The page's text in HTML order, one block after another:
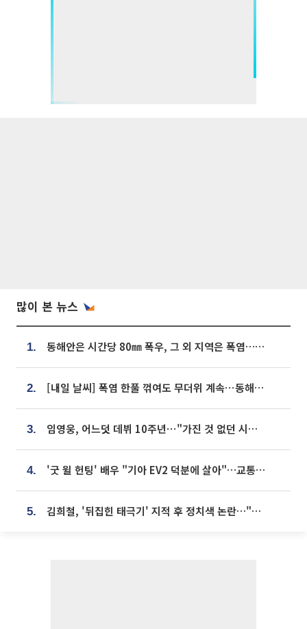
많이 본 뉴스
1. 동해안은 시간당 80㎜ 폭우, 그 외 지역은 폭염…‘극과 극 날씨’
2. [내일 날씨] 폭염 한풀 꺾여도 무더위 계속⋯동해안 이틀 연속 비
3. 임영웅, 어느덧 데뷔 10주년⋯"가진 것 없던 시절, 내 앞엔 20명의 팬뿐"
4. '굿 윌 헌팅' 배우 "기아 EV2 덕분에 살아"…교통사고 후 안전성 극찬
5. 김희철, '뒤집힌 태극기' 지적 후 정치색 논란…"좌우 떠나 우리나라 국기"